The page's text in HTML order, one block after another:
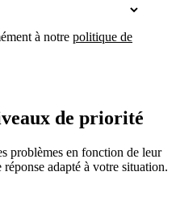
à notre politique de
de priorité
problèmes en fonction de leur
adapté à votre situation.